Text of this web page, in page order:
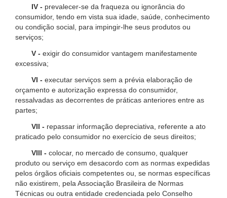
IV - prevalecer-se da fraqueza ou ignorância do
consumidor, tendo em vista sua idade, saúde, conhecimento
ou condição social, para impingir-lhe seus produtos ou
serviços;
V - exigir do consumidor vantagem manifestamente
excessiva;
VI - executar serviços sem a prévia elaboração de
orçamento e autorização expressa do consumidor,
ressalvadas as decorrentes de práticas anteriores entre as
partes;
VII - repassar informação depreciativa, referente a ato
praticado pelo consumidor no exercício de seus direitos;
VIII - colocar, no mercado de consumo, qualquer
produto ou serviço em desacordo com as normas expedidas
pelos órgãos oficiais competentes ou, se normas específicas
não existirem, pela Associação Brasileira de Normas
Técnicas ou outra entidade credenciada pelo Conselho